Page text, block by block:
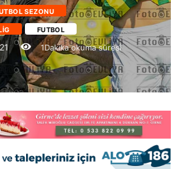
SEZONU
FUTBOL
1Dakika okuma süresi